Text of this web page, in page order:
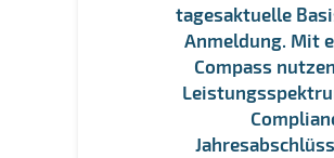
tagesaktuelle
Anmeldung. Mit
Compass